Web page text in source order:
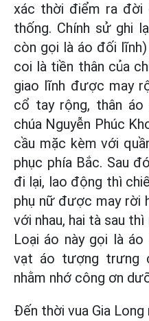
xác thời điểm ra đời
thống. Chính sử ghi
còn gọi là áo đối
coi là tiền thân của
giao lĩnh được may
cổ tay rộng, thân
chúa Nguyễn Phúc
cầu mặc kèm với
phục phía Bắc. Sau
đi lại, lao động thì
phụ nữ được may rời
với nhau, hai tà sau
Loại áo này gọi là
vạt áo tượng trưng
nhằm nhớ công ơn
Đến thời vua Gia